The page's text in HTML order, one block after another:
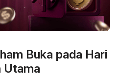
Buka pada Hari
Utama